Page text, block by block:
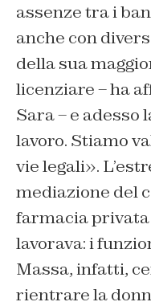
assenze tra i
anche con
della sua
licenziare – ha
Sara – e adesso
lavoro. Stiamo
vie legali».
mediazione del
farmacia privata
lavorava: i
Massa, infatti,
rientrare la